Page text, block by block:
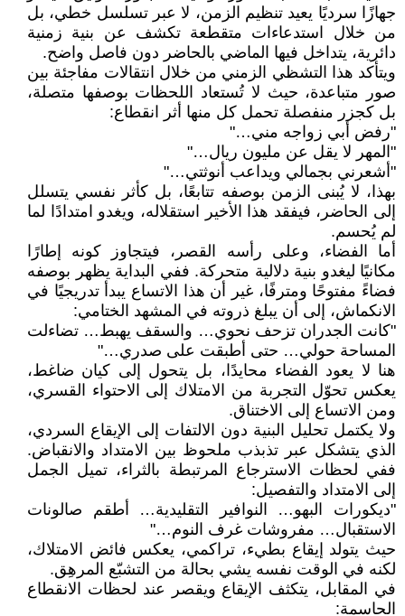
جهازًا سرديًا يعيد تنظيم الزمن، لا عبر تسلسل خطي، بل
من خلال استدعاءات متقطعة تكشف عن بنية زمنية
دائرية، يتداخل فيها الماضي بالحاضر دون فاصل واضح.
ويتأكد هذا التشظي الزمني من خلال انتقالات مفاجئة بين
صور متباعدة، حيث لا تُستعاد اللحظات بوصفها متصلة،
بل كجزر منفصلة تحمل كل منها أثر انقطاع:
"رفض أبي زواجه مني…"
"المهر لا يقل عن مليون ريال…"
"أشعرني بجمالي ويداعب أنوثتي…"
بهذا، لا يُبنى الزمن بوصفه تتابعًا، بل كأثر نفسي يتسلل
إلى الحاضر، فيفقد هذا الأخير استقلاله، ويغدو امتدادًا لما
لم يُحسم.
أما الفضاء، وعلى رأسه القصر، فيتجاوز كونه إطارًا
مكانيًا ليغدو بنية دلالية متحركة. ففي البداية يظهر بوصفه
فضاءً مفتوحًا ومترفًا، غير أن هذا الاتساع يبدأ تدريجيًا في
الانكماش، إلى أن يبلغ ذروته في المشهد الختامي:
"كانت الجدران تزحف نحوي… والسقف يهبط… تضاءلت
المساحة حولي… حتى أطبقت على صدري…"
هنا لا يعود الفضاء محايدًا، بل يتحول إلى كيان ضاغط،
يعكس تحوّل التجربة من الامتلاك إلى الاحتواء القسري،
ومن الاتساع إلى الاختناق.
ولا يكتمل تحليل البنية دون الالتفات إلى الإيقاع السردي،
الذي يتشكل عبر تذبذب ملحوظ بين الامتداد والانقباض.
ففي لحظات الاسترجاع المرتبطة بالثراء، تميل الجمل
إلى الامتداد والتفصيل:
"ديكورات البهو… النوافير التقليدية… أطقم صالونات
الاستقبال… مفروشات غرف النوم…"
حيث يتولد إيقاع بطيء، تراكمي، يعكس فائض الامتلاك،
لكنه في الوقت نفسه يشي بحالة من التشبّع المرهِق.
في المقابل، يتكثف الإيقاع ويقصر عند لحظات الانقطاع
الحاسمة: